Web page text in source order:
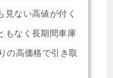
見ない高値が付く
もなく長期間車庫
の高価格で引き取